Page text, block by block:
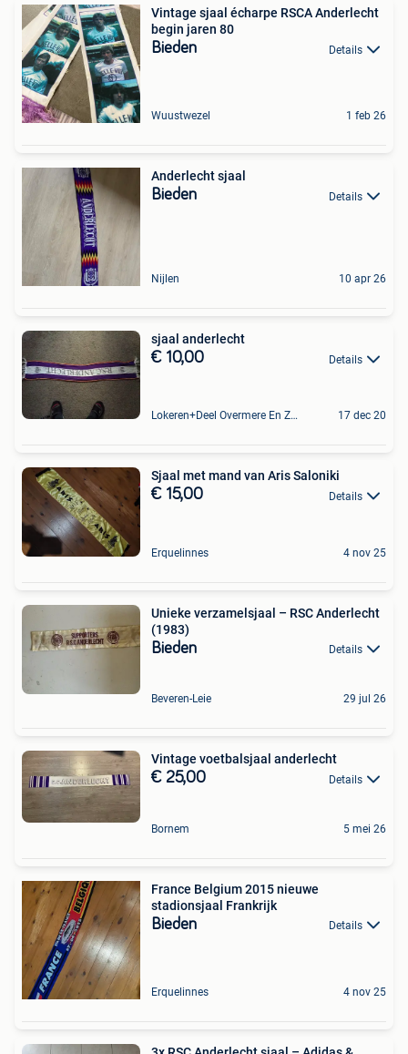
Vintage sjaal écharpe RSCA Anderlecht
begin jaren 80
Bieden Details
Wuustwezel 1 feb 26
Anderlecht sjaal
Bieden Details
Nijlen 10 apr 26
sjaal anderlecht
€ 10,00 Details
Lokeren+Deel Overmere En Zele 17 dec 20
Sjaal met mand van Aris Saloniki
€ 15,00 Details
Erquelinnes 4 nov 25
Unieke verzamelsjaal – RSC Anderlecht
(1983)
Bieden Details
Beveren-Leie 29 jul 26
Vintage voetbalsjaal anderlecht
€ 25,00 Details
Bornem 5 mei 26
France Belgium 2015 nieuwe
stadionsjaal Frankrijk
Bieden Details
Erquelinnes 4 nov 25